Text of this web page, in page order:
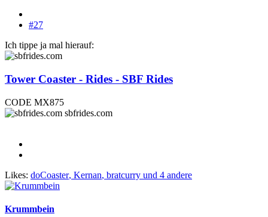
#27
Ich tippe ja mal hierauf:
Tower Coaster - Rides - SBF Rides
CODE MX875
sbfrides.com
Likes: doCoaster, Kernan, bratcurry und 4 andere
Krummbein